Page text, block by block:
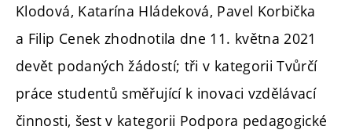
Klodová, Katarína Hládeková, Pavel Korbička
a Filip Cenek zhodnotila dne 11. května 2021
devět podaných žádostí; tři v kategorii Tvůrčí
práce studentů směřující k inovaci vzdělávací
činnosti, šest v kategorii Podpora pedagogické